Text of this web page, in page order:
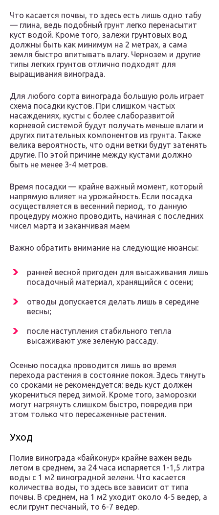
Что касается почвы, то здесь есть лишь одно табу
— глина, ведь подобный грунт легко перенасытит
куст водой. Кроме того, залежи грунтовых вод
должны быть как минимум на 2 метрах, а сама
земля быстро впитывать влагу. Чернозем и другие
типы легких грунтов отлично подходят для
выращивания винограда.
Для любого сорта винограда большую роль играет
схема посадки кустов. При слишком частых
насаждениях, кусты с более слаборазвитой
корневой системой будут получать меньше влаги и
других питательных компонентов из грунта. Также
велика вероятность, что одни ветки будут затенять
другие. По этой причине между кустами должно
быть не менее 3-4 метров.
Время посадки — крайне важный момент, который
напрямую влияет на урожайность. Если посадка
осуществляется в весенний период, то данную
процедуру можно проводить, начиная с последних
чисел марта и заканчивая маем
Важно обратить внимание на следующие нюансы:
ранней весной пригоден для высаживания лишь
посадочный материал, хранящийся с осени;
отводы допускается делать лишь в середине
весны;
после наступления стабильного тепла
высаживают уже зеленую рассаду.
Осенью посадка проводится лишь во время
перехода растения в состояние покоя. Здесь тянуть
со сроками не рекомендуется: ведь куст должен
укорениться перед зимой. Кроме того, заморозки
могут нагрянуть слишком быстро, повредив при
этом только что пересаженные растения.
Уход
Полив винограда «байконур» крайне важен ведь
летом в среднем, за 24 часа испаряется 1-1,5 литра
воды с 1 м2 виноградной зелени. Что касается
количества воды, то здесь все зависит от типа
почвы. В среднем, на 1 м2 уходит около 4-5 ведер, а
если грунт песчаный, то 6-7 ведер.